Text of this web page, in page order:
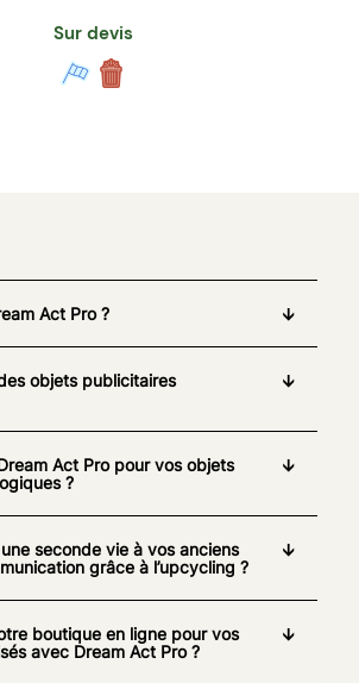
Sur devis
Act Pro ?
objets publicitaires
Act Pro pour vos objets
?
seconde vie à vos anciens
grâce à l’upcycling ?
boutique en ligne pour vos
avec Dream Act Pro ?